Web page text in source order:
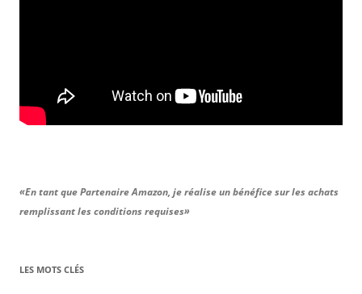
«En tant que Partenaire Amazon, je réalise un bénéfice sur les achats
remplissant les conditions requises»
LES MOTS CLÉS